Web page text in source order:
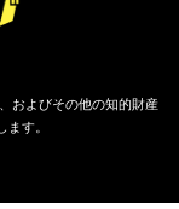
およびその他の知的財産
す。